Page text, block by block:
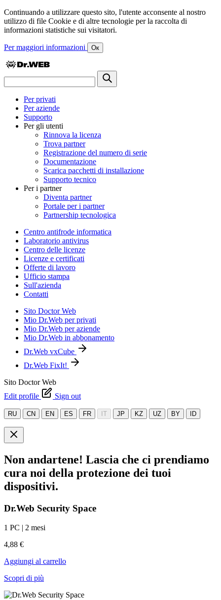
Continuando a utilizzare questo sito, l'utente acconsente al nostro
utilizzo di file Cookie e di altre tecnologie per la raccolta di
informazioni statistiche sui visitatori.
Per maggiori informazioni Ок
Per privati
Per aziende
Supporto
Per gli utenti
Rinnova la licenza
Trova partner
Registrazione del numero di serie
Documentazione
Scarica pacchetti di installazione
Supporto tecnico
Per i partner
Diventa partner
Portale per i partner
Partnership tecnologica
Centro antifrode informatica
Laboratorio antivirus
Centro delle licenze
Licenze e certificati
Offerte di lavoro
Ufficio stampa
Sull'azienda
Contatti
Sito Doctor Web
Mio Dr.Web per privati
Mio Dr.Web per aziende
Mio Dr.Web in abbonamento
Dr.Web vxCube
Dr.Web FixIt!
Sito Doctor Web
Edit profile
Sign out
RU CN EN ES FR IT JP KZ UZ BY ID
Non andartene! Lascia che ci prendiamo
cura noi della protezione dei tuoi
dispositivi.
Dr.Web Security Space
1 PC | 2 mesi
4,88 €
Aggiungi al carrello
Scopri di più